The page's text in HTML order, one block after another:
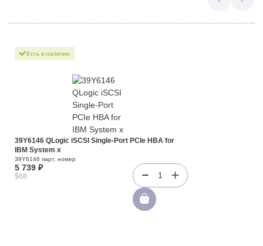
Есть в наличии
39Y6146 QLogic iSCSI Single-Port PCIe HBA for
IBM System x
39Y6146 парт. номер
5 739 ₽
$68 1